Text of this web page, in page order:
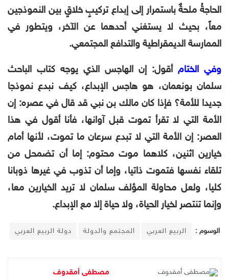
الحاجةُ ملحةٌ باستمرار إلى إبداع تركيبٍ خلاقٍ بين النموذجين
معاً، بحيث لا يستغني أحدهما عن الآخر، ويتطور في
الممارسة الديمقراطية والتدافع المجتمعي.
وفي الختام أقول: إن الهاجس الذي يوجه كتاب الباحث
سلمان بونعمان، هو هاجس الإبداع، كيف نبدع نموذجا
جديدا للأمة؟ فإذا كان مالك بن نبي قد قال في عصره: إن
الأمة التي لا تقرأ تموت قبل آوانها، فأنا أقول في هذا
العصر: إن الأمة التي لا تبدع سرعان ما تموت، لأنها أمام
خيارين اثنين، كلاهما موت محتوم: إما أن تضمحل من
تلقاء نفسها فتموت ذاتيا، وإما أن تذوب في غيرها ذوبانا
كليا، ولعل محاولة المؤلف سلمان لا تريد الخيارين معا،
وإنما تنتصر لخيار الحياة، ولا حياة إلا مع الإبداع.
الوسوم : الربيع العربي المجتمع والدولة دولة الربيع العربي
مصطفى أمقدوف